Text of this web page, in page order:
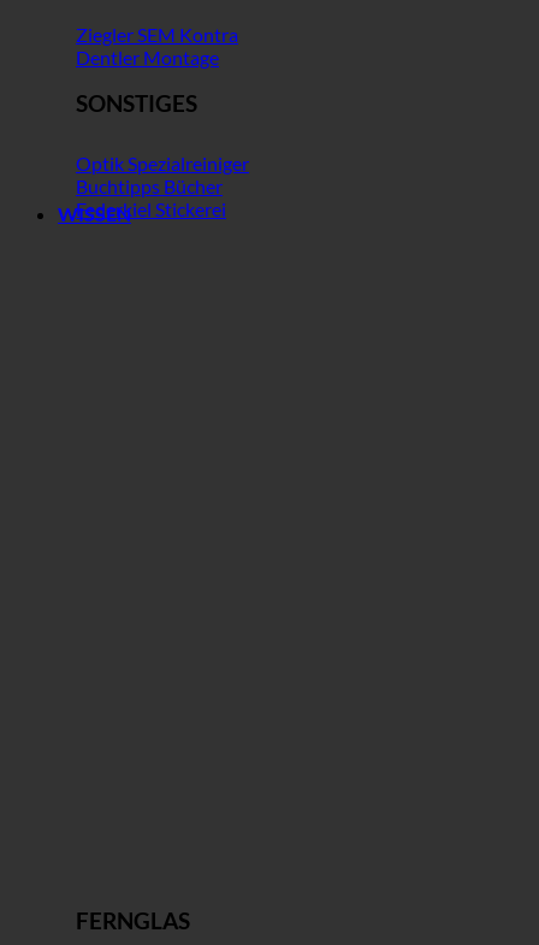
Ziegler SEM Kontra
Dentler Montage
SONSTIGES
Optik Spezialreiniger
Buchtipps Bücher
Federkiel Stickerei
WISSEN
FERNGLAS